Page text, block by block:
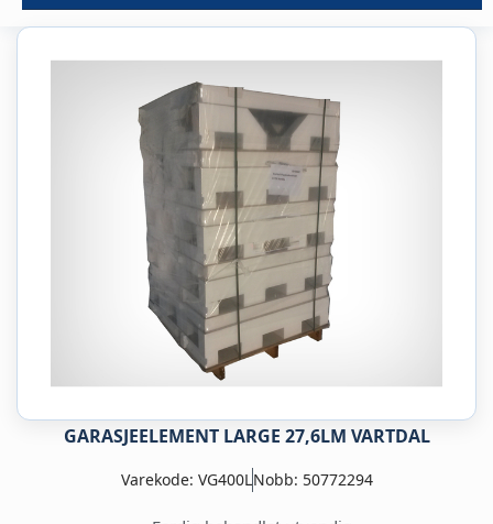
GARASJEELEMENT LARGE 27,6LM VARTDAL
Varekode: VG400LNobb: 50772294